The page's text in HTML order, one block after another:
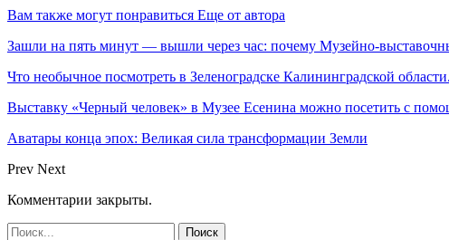
Вам также могут понравиться Еще от автора
Зашли на пять минут — вышли через час: почему Музейно-
Что необычное посмотреть в Зеленоградске Калининградской
Выставку «Черный человек» в Музее Есенина можно посетить с
Аватары конца эпох: Великая сила трансформации Земли
Prev Next
Комментарии закрыты.